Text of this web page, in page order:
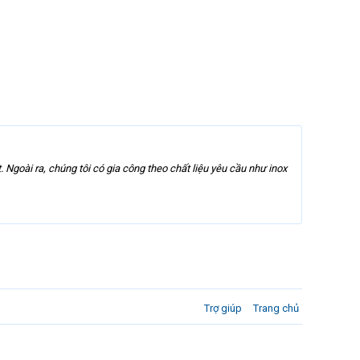
ra, chúng tôi có gia công theo chất liệu yêu cầu như inox
Trợ giúp Trang chủ